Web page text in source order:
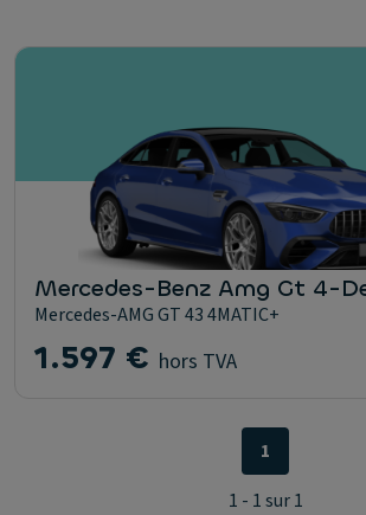
Mercedes-Benz Amg Gt 4-
Mercedes-AMG GT 43 4MATIC+
1.597 € hors TVA
1
1 - 1 sur 1